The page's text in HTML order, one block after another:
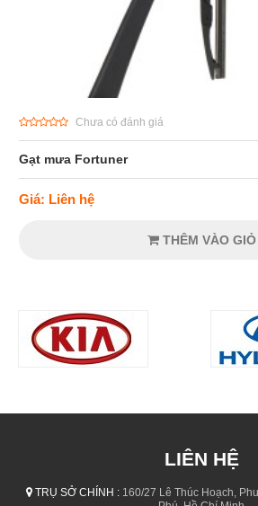
Chưa có đánh giá
Gạt mưa Fortuner
Giá: Liên hệ
THÊM VÀO GIỎ
LIÊN HỆ
TRỤ SỞ CHÍNH :160/27 Lê Thúc Hoạch,